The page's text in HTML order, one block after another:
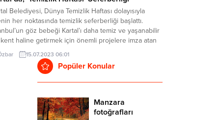
Belediyesi, Dünya Temizlik Haftası dolayısıyla
her noktasında temizlik seferberliği başlattı.
göz bebeği Kartal’ı daha temiz ve yaşanabilir
haline getirmek için önemli projelere imza atan
Belediye Başkanı Gökhan Yüksel, çevre temizliği
oluşturmak için temizlik ekiplerinin çalışmalarına
ederek vatandaşlar ile bir araya geldi. Kartal’ın...
15.07.2023 06:01
Popüler Konular
Manzara
fotoğrafları